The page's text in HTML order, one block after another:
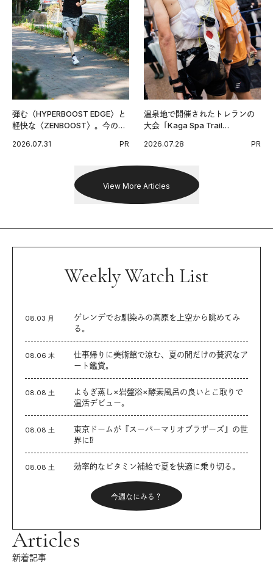
弾む〈HYPERBOOST EDGE〉と
軽快な〈ZENBOOST〉。今の時
出した新機軸。
2026.07.31 PR
温泉地で開催されたトレランの
大会「Kaga Spa Trail
戦を夢見るランナーたちの奮闘
2026.07.28 PR
View More Articles
Weekly Watch List
08.03 月
ゲレンデでお馴染みの高原を上空から眺めてみ
る。
08.06 木
仕事帰りに美術館で涼む、夏の間だけの贅沢なア
ート鑑賞。
08.08 土
よもぎ蒸し×岩盤浴×酵素風呂の良いとこ取りで
温活デビュー。
08.08 土
東京ドームが『スーパーマリオブラザーズ』の世
界に⁉︎
08.08 土 効率的なビタミン補給で夏を快適に乗り切る。
今週なにみる？
Articles
新着記事